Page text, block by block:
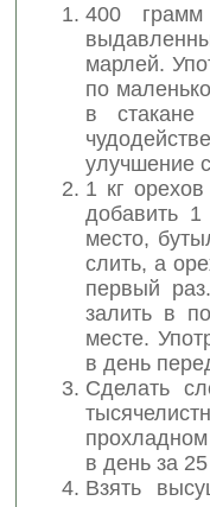
400
марлей.
по
в
улучшение
1 кг
добавить
место,
слить, а
первый
залить в
месте.
в день
Сделать
в день за
Взять